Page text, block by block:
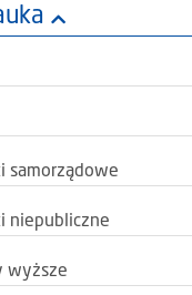
samorządowe
niepubliczne
wyższe